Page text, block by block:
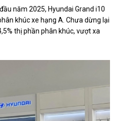
năm 2025, Hyundai Grand i10
khúc xe hạng A. Chưa dừng lại
thị phần phân khúc, vượt xa